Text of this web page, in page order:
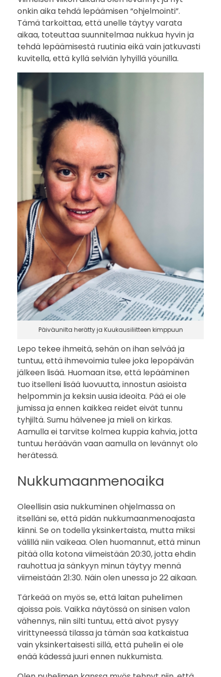
m
a
t
onkin aika tehdä lepäämisen “ohjelmointi”.
Tämä tarkoittaa, että unelle täytyy varata
aikaa, toteuttaa suunnitelmaa nukkua hyvin ja
tehdä lepäämisestä ruutinia eikä vain jatkuvasti
kuvitella, että kyllä selviän lyhyillä yöunilla.
Päiväunilta herätty ja Kuukausiliitteen kimppuun
Lepo tekee ihmeitä, sehän on ihan selvää ja
tuntuu, että ihmevoimia tulee joka lepopäivän
jälkeen lisää. Huomaan itse, että lepääminen
tuo itselleni lisää luovuutta, innostun asioista
helpommin ja keksin uusia ideoita. Pää ei ole
jumissa ja ennen kaikkea reidet eivät tunnu
tyhjiltä. Sumu hälvenee ja mieli on kirkas.
Aamulla ei tarvitse kolmea kuppia kahvia, jotta
tuntuu heräävän vaan aamulla on levännyt olo
herätessä.
Nukkumaanmenoaika
Oleellisin asia nukkuminen ohjelmassa on
itselläni se, että pidän nukkumaanmenoajasta
kiinni. Se on todella yksinkertaista, mutta miksi
välillä niin vaikeaa. Olen huomannut, että minun
pitää olla kotona viimeistään 20:30, jotta ehdin
rauhottua ja sänkyyn minun täytyy mennä
viimeistään 21:30. Näin olen unessa jo 22 aikaan.
Tärkeää on myös se, että laitan puhelimen
ajoissa pois. Vaikka näytössä on sinisen valon
vähennys, niin silti tuntuu, että aivot pysyy
virittyneessä tilassa ja tämän saa katkaistua
vain yksinkertaisesti sillä, että puhelin ei ole
enää kädessä juuri ennen nukkumista.